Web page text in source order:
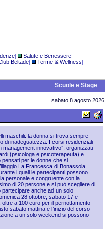
| Salute e Benessere|
Beltade| Terme & Wellness|
Scuole e Stage
sabato 8 agosto 2026
maschili: la donna si trova sempre
di inadeguatezza. I corsi residenziali
innovativo”, organizzati
(psicologa e psicoterapeuta) e
per le donne che si
La Francesca di Bonassola
i quali le partecipanti possono
personale e congruente con la
di 20 persone e si può scegliere di
anche ad un solo
28 ottobre, sabato 17 e
a 100 euro per il pernottamento
sabato mattina e l’inizio del corso
a un solo weekend si possono